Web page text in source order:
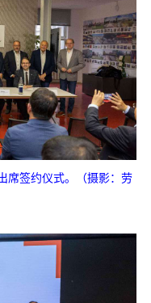
席签约仪式。（摄影：劳